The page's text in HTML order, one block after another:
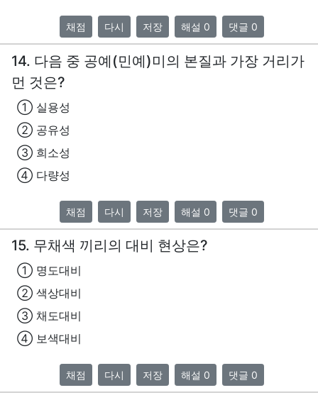
채점 다시 저장 해설 0 댓글 0
14. 다음 중 공예(민예)미의 본질과 가장 거리가
먼 것은?
① 실용성
② 공유성
③ 희소성
④ 다량성
채점 다시 저장 해설 0 댓글 0
15. 무채색 끼리의 대비 현상은?
① 명도대비
② 색상대비
③ 채도대비
④ 보색대비
채점 다시 저장 해설 0 댓글 0